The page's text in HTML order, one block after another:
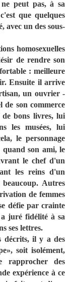
peut pas, à sa
que quelques
avec un des sous-
homosexuelles
de rendre son
: meilleure
Ensuite il arrive
un ouvrier -
de son commerce
bons livres, lui
les musées, lui
le personnage
son ami, le
le chef d'un
les reins d'un
Autres
de femmes
défie par crainte
juré fidélité à sa
ses lettres.
décrits, il y a des
soit isolément,
rapprocher des
expérience à ce